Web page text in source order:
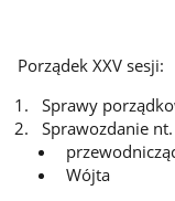
Porządek XXV sesji:
Sprawy
Sprawozdanie
Wójta